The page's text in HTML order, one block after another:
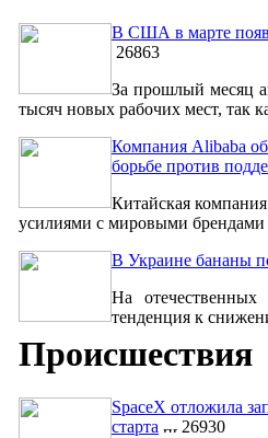
В США в марте
26863
За прошлый месяц
тысяч новых рабочих мест, так
Компания Alibaba
борьбе против
Китайская
усилиями с мировыми брендами
В Украине бананы
На отечественных
тенденция к
Происшествия
SpaceX отложила
старта
26930